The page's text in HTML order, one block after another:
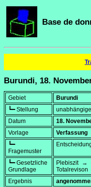
Base de
Burundi, 18.
Gebiet
Burundi
┗━ Stellung
Datum
18.
Vorlage
Verfassung
┗━
Fragemuster
┗━ Gesetzliche
Grundlage
Plebiszit →
Totalrevison
Ergebnis